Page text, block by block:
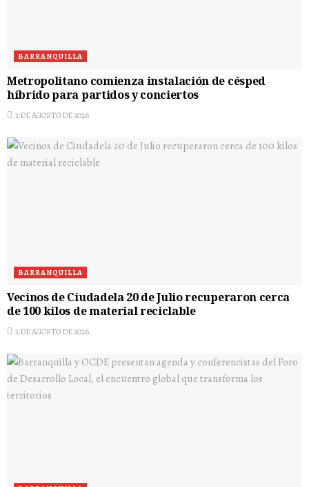
BARRANQUILLA
Metropolitano comienza instalación de césped
híbrido para partidos y conciertos
2 DE AGOSTO DE 2026
BARRANQUILLA
Vecinos de Ciudadela 20 de Julio recuperaron cerca
de 100 kilos de material reciclable
2 DE AGOSTO DE 2026